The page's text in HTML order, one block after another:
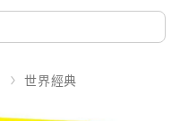
世界經典